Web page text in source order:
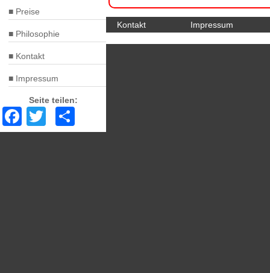
Preise
Philosophie
Kontakt
Impressum
Seite teilen:
Facebook
Twitter
Fußbereich
Kontakt Impressum